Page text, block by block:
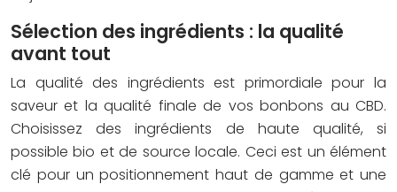
Sélection des ingrédients : la qualité
avant tout
La qualité des ingrédients est primordiale pour la
saveur et la qualité finale de vos bonbons au CBD.
Choisissez des ingrédients de haute qualité, si
possible bio et de source locale. Ceci est un élément
clé pour un positionnement haut de gamme et une